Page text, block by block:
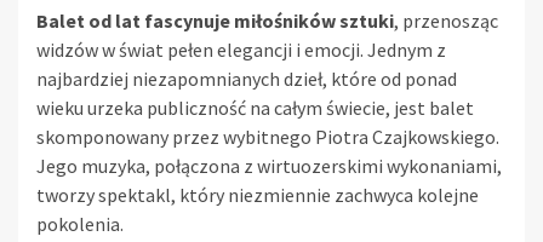
Balet od lat fascynuje miłośników sztuki, przenosząc
widzów w świat pełen elegancji i emocji. Jednym z
najbardziej niezapomnianych dzieł, które od ponad
wieku urzeka publiczność na całym świecie, jest balet
skomponowany przez wybitnego Piotra Czajkowskiego.
Jego muzyka, połączona z wirtuozerskimi wykonaniami,
tworzy spektakl, który niezmiennie zachwyca kolejne
pokolenia.